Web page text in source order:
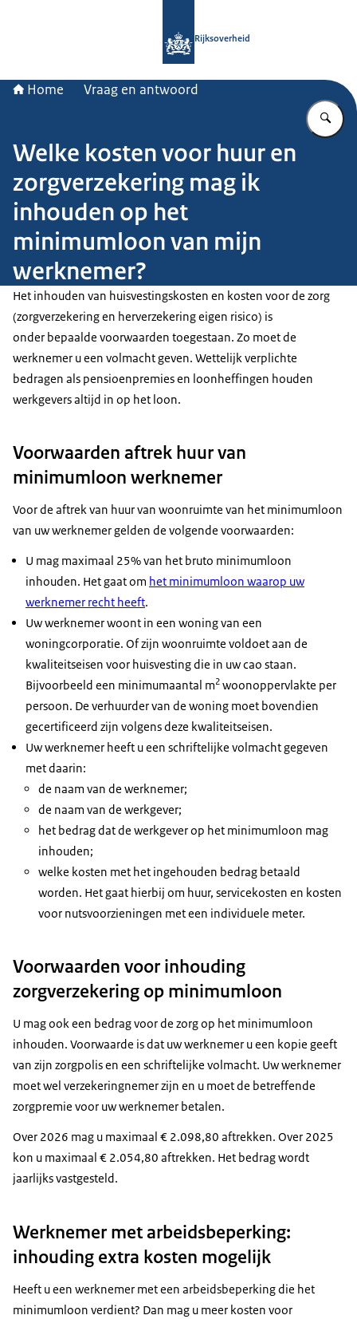
Rijksoverheid
Home Vraag en antwoord
Welke kosten voor huur en
zorgverzekering mag ik
inhouden op het
minimumloon van mijn
werknemer?
Het inhouden van huisvestingskosten en kosten voor de zorg
(zorgverzekering en herverzekering eigen risico) is
onder bepaalde voorwaarden toegestaan. Zo moet de
werknemer u een volmacht geven. Wettelijk verplichte
bedragen als pensioenpremies en loonheffingen houden
werkgevers altijd in op het loon.
Voorwaarden aftrek huur van
minimumloon werknemer
Voor de aftrek van huur van woonruimte van het minimumloon
van uw werknemer gelden de volgende voorwaarden:
U mag maximaal 25% van het bruto minimumloon
inhouden. Het gaat om het minimumloon waarop uw
werknemer recht heeft.
Uw werknemer woont in een woning van een
woningcorporatie. Of zijn woonruimte voldoet aan de
kwaliteitseisen voor huisvesting die in uw cao staan.
Bijvoorbeeld een minimumaantal m2 woonoppervlakte per
persoon. De verhuurder van de woning moet bovendien
gecertificeerd zijn volgens deze kwaliteitseisen.
Uw werknemer heeft u een schriftelijke volmacht gegeven
met daarin:
de naam van de werknemer;
de naam van de werkgever;
het bedrag dat de werkgever op het minimumloon mag
inhouden;
​welke kosten met het ingehouden bedrag betaald
worden. Het gaat hierbij om huur, servicekosten en kosten
voor nutsvoorzieningen met een individuele meter.
Voorwaarden voor inhouding
zorgverzekering op minimumloon
U mag ook een bedrag voor de zorg op het minimumloon
inhouden. Voorwaarde is dat uw werknemer u een kopie geeft
van zijn zorgpolis en een schriftelijke volmacht. Uw werknemer
moet wel verzekeringnemer zijn en u moet de betreffende
zorgpremie voor uw werknemer betalen.
Over 2026 mag u maximaal € 2.098,80 aftrekken. Over 2025
kon u maximaal € 2.054,80 aftrekken. Het bedrag wordt
jaarlijks vastgesteld.
Werknemer met arbeidsbeperking:
inhouding extra kosten mogelijk
Heeft u een werknemer met een arbeidsbeperking die het
minimumloon verdient? Dan mag u meer kosten voor